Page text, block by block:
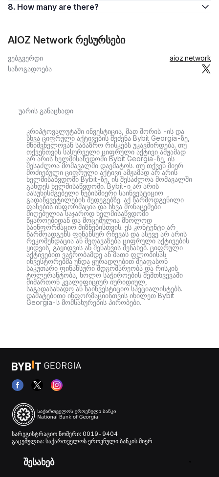
8. How many are there?
AIOZ Network რესურსები
ვებგვერდი
aioz.network
საზოგადოება
უარის განაცხადი
კრიპტოვალუტაში ინვესტიცია, მათ შორის -ის და
სხვა ციფრული აქტივების შეძენა Bybit Georgia-ზე,
მნიშვნელოვან საბაზრო რისკებს უკავშირდება. თუ
თქვენთვის სასურველი ციფრული აქტივი ამჟამად
არ არის ხელმისაწვდომი Bybit Georgia-ზე, ის
შესაძლოა მომავალში დაემატოს. თუ თქვენ მიერ
მოძიებული ციფრული აქტივი ამჟამად არ არის
ხელმისაწვდომი Bybit-ზე, ის შესაძლოა მომავალში
გახდეს ხელმისაწვდომი. Bybit-ი არ არის
პასუხისმგებელი ნებისმიერი საინვესტიციო
გადაწყვეტილების შედეგებზე. აქ წარმოდგენილი
ფასების ინფორმაცია და სხვა მონაცემები
მიღებულია საჯაროდ ხელმისაწვდომი
წყაროებიდან და მოცემულია მხოლოდ
საინფორმაციო მიზნებისთვის. ეს კონტენტი არ
წარმოადგენს ფინანსურ რჩევას და ასევე არ არის
რეკომენდაცია ან შეთავაზება ციფრული აქტივების
ყიდვის, გაყიდვის ან შენახვის შესახებ. ციფრული
აქტივებით ვაჭრობამდე ან მათი ფლობისას
ინვესტორებმა უნდა ყურადღებით შეაფასონ
საკუთარი ფინანსური მდგომარეობა და რისკის
ტოლერანტობა, ხოლო საჭიროების შემთხვევაში
მიმართონ კვალიფიციურ იურიდიულ,
საგადასახადო ან საინვესტიციო სპეციალისტებს.
დამატებითი ინფორმაციისთვის იხილეთ Bybit
Georgia-ს მომსახურების პირობები.
სარეგისტრაციო ნომერი: 0019-9404
გაცემულია: საქართველოს ეროვნული ბანკის მიერ
შესახებ